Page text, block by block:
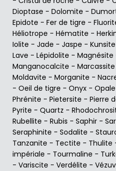
Dioptase - Dolomite -
Epidote - Fer de tigre -
Héliotrope - Hématite -
Iolite - Jade - Jaspe - Kunsite
Lave - Lépidolite - Magnésite
Manganocalcite - Marcassite
Moldavite - Morganite -
- Oeil de tigre - Onyx - Opale
Phrénite - Pietersite - Pierre
Pyrite - Quartz -
Rubellite - Rubis - Saphir -
Seraphinite - Sodalite -
Tanzanite - Tectite - Thulite
impériale - Tourmaline -
- Variscite - Verdélite -